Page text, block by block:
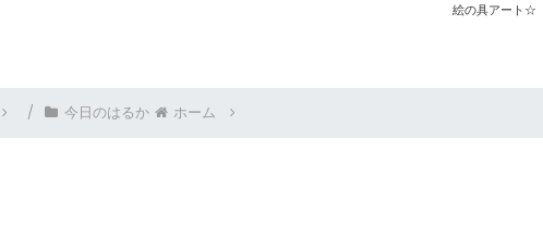
絵の具アート☆
ホーム
今日のはるか